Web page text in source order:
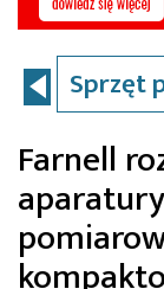
Sprzęt
Farnell